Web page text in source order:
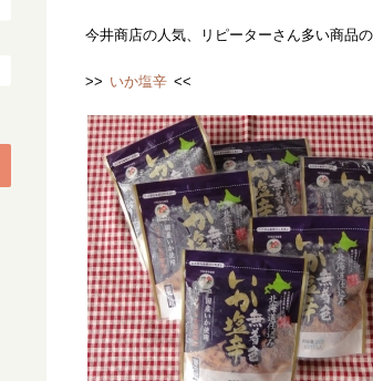
今井商店の人気、リピーターさん多い商品の
>> いか塩辛 <<